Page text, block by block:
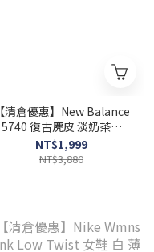
【清倉優惠】New Balance
5740 復古麂皮 淡奶茶色
W5740CHA
NT$1,999
NT$3,880